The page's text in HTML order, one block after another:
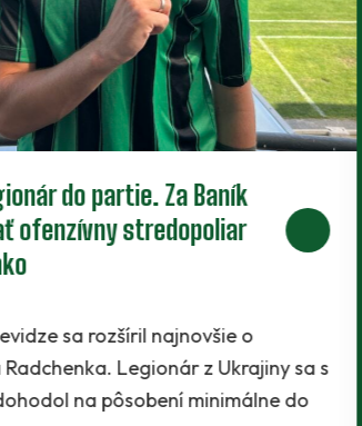
do partie. Za Baník
ofenzívny stredopoliar
sa rozšíril najnovšie o
Radchenka. Legionár z Ukrajiny sa s
na pôsobení minimálne do